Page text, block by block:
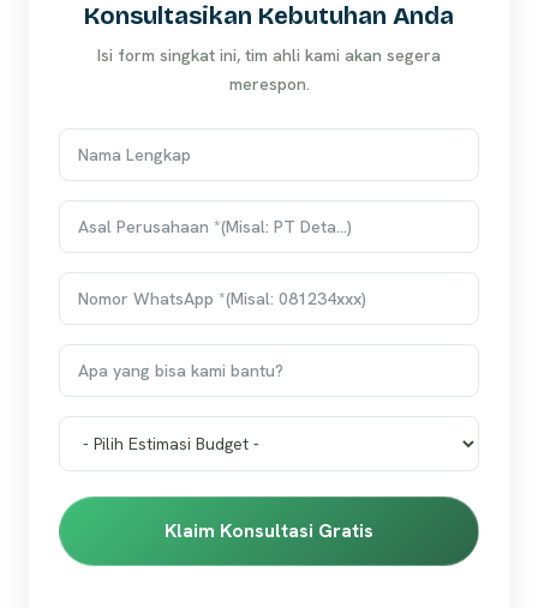
Konsultasikan Kebutuhan Anda
Isi form singkat ini, tim ahli kami akan segera
merespon.
Klaim Konsultasi Gratis